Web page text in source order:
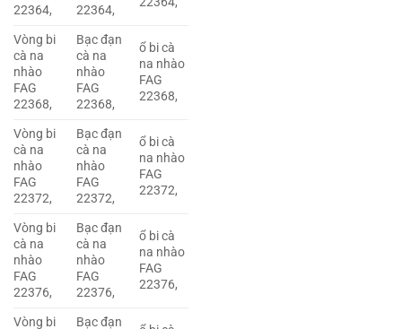
22364,
22364,
Vòng bi
cà na
nhào
FAG
22368,
Bạc đạn
cà na
nhào
FAG
22368,
ổ bi cà
na nhào
FAG
22368,
Vòng bi
cà na
nhào
FAG
22372,
Bạc đạn
cà na
nhào
FAG
22372,
ổ bi cà
na nhào
FAG
22372,
Vòng bi
cà na
nhào
FAG
22376,
Bạc đạn
cà na
nhào
FAG
22376,
ổ bi cà
na nhào
FAG
22376,
Vòng bi
Bạc đạn